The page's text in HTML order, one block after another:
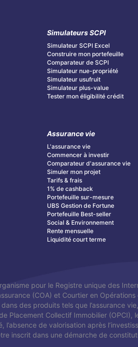
Simulateurs SCPI
Simulateur SCPI Excel
Construire mon portefeuille
Comparateur de SCPI
Simulateur nue-propriété
Simulateur usufruit
Simulateur plus-value
Tester mon éligibilité crédit
Assurance vie
L'assurance vie
Commencer à investir
Comparateur d'assurance vie
Simuler mon projet
Tarifs & frais
1% de cashback
Portefeuille sur-mesure
UBS Gestion de Fortune
Portefeuille Best-seller
Social & Environnement
Rente mensuelle
Liquidité court terme
pour le Registre unique des
(COA) et Courtier en
dans des produits tels que l’assurance
Placement Collectif Immobilier
l’absence de valorisation après
inscrit dans une démarche de